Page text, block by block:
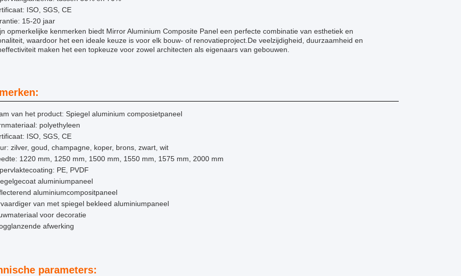
ISO, SGS, CE
15-20 jaar
opmerkelijke kenmerken biedt Mirror Aluminium Composite Panel een perfecte combinatie van esthetiek en
waardoor het een ideale keuze is voor elk bouw- of renovatieproject.De veelzijdigheid, duurzaamheid en
maken het een topkeuze voor zowel architecten als eigenaars van gebouwen.
van het product: Spiegel aluminium composietpaneel
polyethyleen
ISO, SGS, CE
zilver, goud, champagne, koper, brons, zwart, wit
1220 mm, 1250 mm, 1500 mm, 1550 mm, 1575 mm, 2000 mm
PE, PVDF
aluminiumpaneel
aluminiumcompositpaneel
van met spiegel bekleed aluminiumpaneel
voor decoratie
afwerking
parameters: